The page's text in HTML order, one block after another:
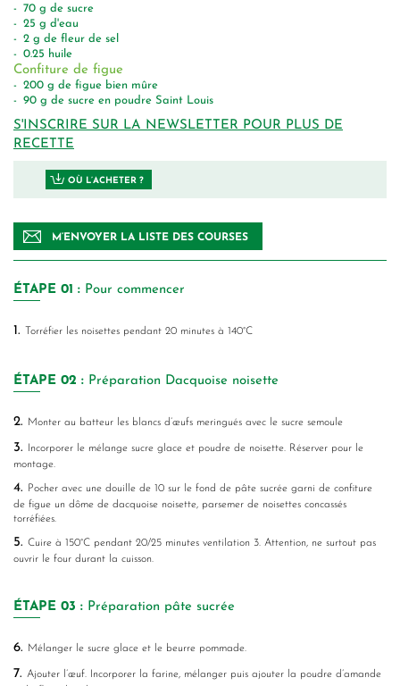
OÙ L’ACHETER ?
70 g de sucre
25 g d'eau
2 g de fleur de sel
0.25 huile
Confiture de figue
200 g de figue bien mûre
90 g de sucre en poudre Saint Louis
M’ENVOYER LA LISTE DES COURSES
S'INSCRIRE SUR LA NEWSLETTER POUR PLUS DE
RECETTE
ÉTAPE 01 : Pour commencer
1. Torréfier les noisettes pendant 20 minutes à 140°C
ÉTAPE 02 : Préparation Dacquoise noisette
2. Monter au batteur les blancs d’œufs meringués avec le sucre semoule
3.
Incorporer le mélange sucre glace et poudre de noisette. Réserver pour le
montage.
4.
Pocher avec une douille de 10 sur le fond de pâte sucrée garni de confiture
de figue un dôme de dacquoise noisette, parsemer de noisettes concassés
torréfiées.
5. Cuire à 150°C pendant 20/25 minutes ventilation 3. Attention, ne surtout pas
ouvrir le four durant la cuisson.
ÉTAPE 03 : Préparation pâte sucrée
6. Mélanger le sucre glace et le beurre pommade.
7. Ajouter l’œuf. Incorporer la farine, mélanger puis ajouter la poudre d’amande